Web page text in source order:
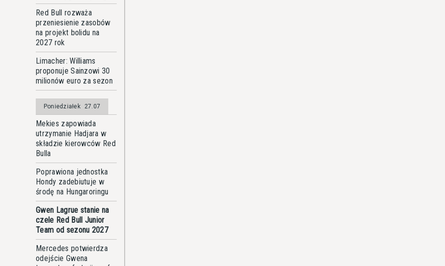
Red Bull rozważa
przeniesienie zasobów
na projekt bolidu na
2027 rok
Limacher: Williams
proponuje Sainzowi 30
milionów euro za sezon
Poniedziałek 27.07
Mekies zapowiada
utrzymanie Hadjara w
składzie kierowców Red
Bulla
Poprawiona jednostka
Hondy zadebiutuje w
środę na Hungaroringu
Gwen Lagrue stanie na
czele Red Bull Junior
Team od sezonu 2027
Mercedes potwierdza
odejście Gwena